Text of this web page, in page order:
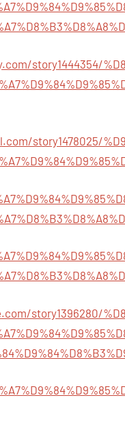
story1444354/
story1478025/
story1396280/